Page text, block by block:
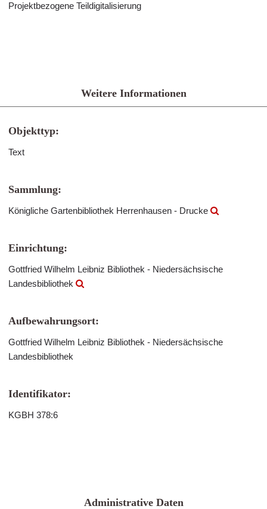
Projektbezogene Teildigitalisierung
Weitere Informationen
Objekttyp:
Text
Sammlung:
Königliche Gartenbibliothek Herrenhausen - Drucke
Einrichtung:
Gottfried Wilhelm Leibniz Bibliothek - Niedersächsische
Landesbibliothek
Aufbewahrungsort:
Gottfried Wilhelm Leibniz Bibliothek - Niedersächsische
Landesbibliothek
Identifikator:
KGBH 378:6
Administrative Daten